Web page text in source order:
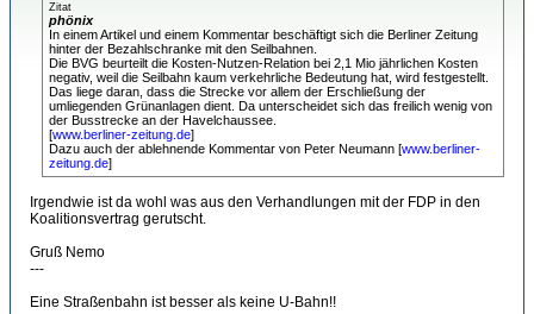
Zitat
phönix
In einem Artikel und einem Kommentar beschäftigt sich die Berliner Zeitung
hinter der Bezahlschranke mit den Seilbahnen.
Die BVG beurteilt die Kosten-Nutzen-Relation bei 2,1 Mio jährlichen Kosten
negativ, weil die Seilbahn kaum verkehrliche Bedeutung hat, wird festgestellt.
Das liege daran, dass die Strecke vor allem der Erschließung der
umliegenden Grünanlagen dient. Da unterscheidet sich das freilich wenig von
der Busstrecke an der Havelchaussee.
[www.berliner-zeitung.de]
Dazu auch der ablehnende Kommentar von Peter Neumann [www.berliner-
zeitung.de]
Irgendwie ist da wohl was aus den Verhandlungen mit der FDP in den
Koalitionsvertrag gerutscht.
Gruß Nemo
---
Eine Straßenbahn ist besser als keine U-Bahn!!